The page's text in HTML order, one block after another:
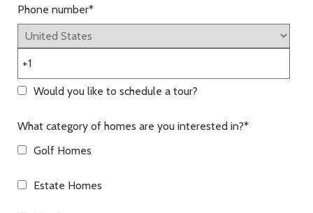
Phone number*
Would you like to schedule a tour?
What category of homes are you interested in?*
Golf Homes
Estate Homes